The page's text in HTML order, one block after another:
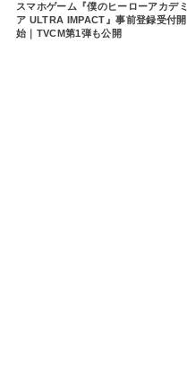
スマホゲーム『僕のヒーローアカデミ
ア ULTRA IMPACT』事前登録受付開
始｜TVCM第1弾も公開